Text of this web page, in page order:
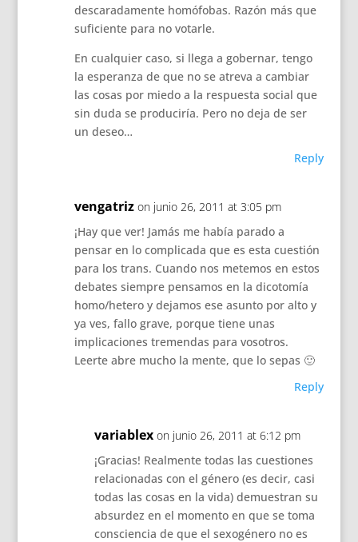
descaradamente homófobas. Razón más que
suficiente para no votarle.
En cualquier caso, si llega a gobernar, tengo
la esperanza de que no se atreva a cambiar
las cosas por miedo a la respuesta social que
sin duda se produciría. Pero no deja de ser
un deseo…
Reply
vengatriz on junio 26, 2011 at 3:05 pm
¡Hay que ver! Jamás me había parado a
pensar en lo complicada que es esta cuestión
para los trans. Cuando nos metemos en estos
debates siempre pensamos en la dicotomía
homo/hetero y dejamos ese asunto por alto y
ya ves, fallo grave, porque tiene unas
implicaciones tremendas para vosotros.
Leerte abre mucho la mente, que lo sepas 🙂
Reply
variablex on junio 26, 2011 at 6:12 pm
¡Gracias! Realmente todas las cuestiones
relacionadas con el género (es decir, casi
todas las cosas en la vida) demuestran su
absurdez en el momento en que se toma
consciencia de que el sexogénero no es